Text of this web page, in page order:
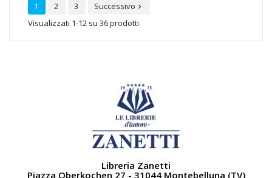
1 2 3 Successivo 
Visualizzati 1-12 su 36 prodotti
Libreria Zanetti
Piazza Oberkochen 27 - 31044 Montebelluna (TV)